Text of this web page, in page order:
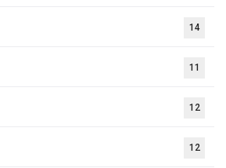
14
11
12
12